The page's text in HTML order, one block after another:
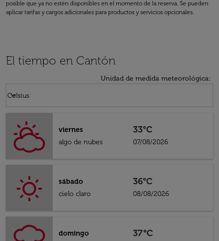
posible que ya no estén disponibles en el momento de la reserva. Se pueden
aplicar tarifas y cargos adicionales para productos y servicios opcionales.
El tiempo en Cantón
Unidad de medida meteorológica:
Celsius
keyboard_arrow_down
viernes
algo de nubes
33°C
07/08/2026
sábado
cielo claro
36°C
08/08/2026
domingo
37°C